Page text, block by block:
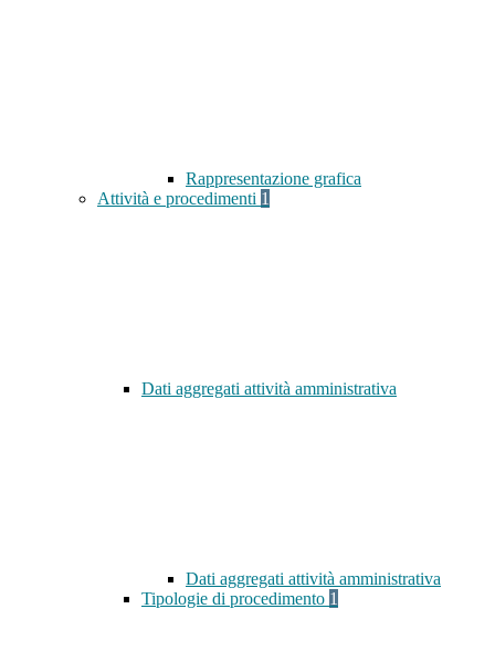
Rappresentazione grafica
Attività e procedimenti 1
Dati aggregati attività amministrativa
Dati aggregati attività amministrativa
Tipologie di procedimento 1